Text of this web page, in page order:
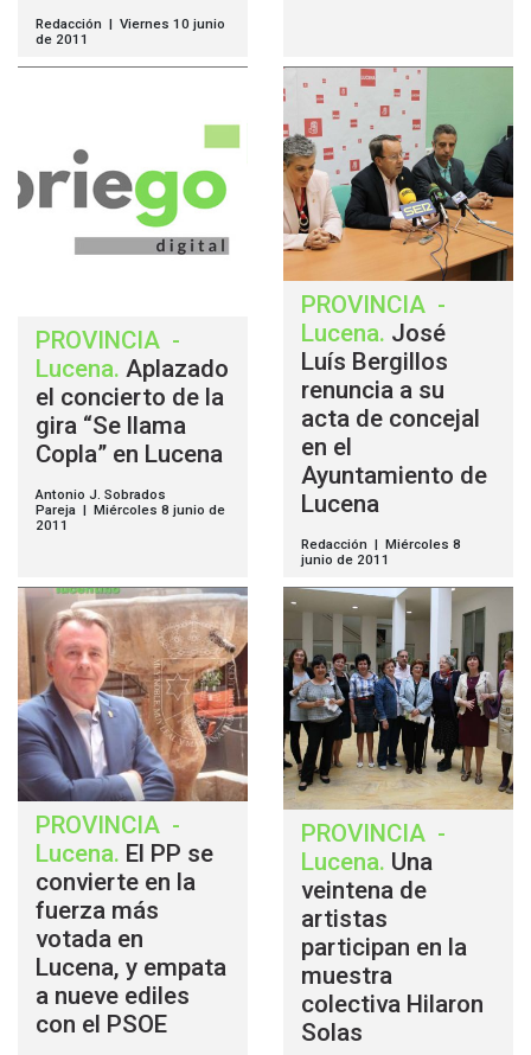
Redacción | Viernes 10 junio
de 2011
PROVINCIA -
Lucena. Aplazado
el concierto de la
gira “Se llama
Copla” en Lucena
Antonio J. Sobrados
Pareja | Miércoles 8 junio de
2011
PROVINCIA -
Lucena. José
Luís Bergillos
renuncia a su
acta de concejal
en el
Ayuntamiento de
Lucena
Redacción | Miércoles 8
junio de 2011
PROVINCIA -
Lucena. El PP se
convierte en la
fuerza más
votada en
Lucena, y empata
a nueve ediles
con el PSOE
PROVINCIA -
Lucena. Una
veintena de
artistas
participan en la
muestra
colectiva Hilaron
Solas